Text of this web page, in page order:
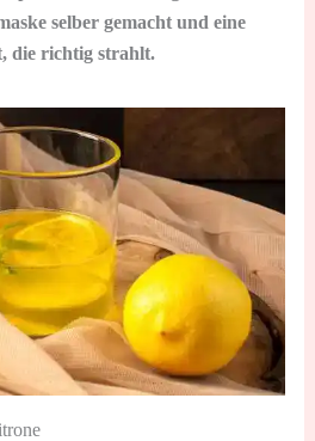
selber gemacht und eine
die richtig strahlt.